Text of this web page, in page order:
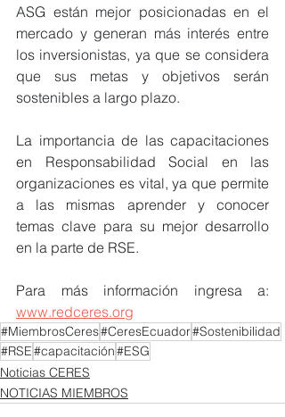
ASG están mejor posicionadas en el
mercado y generan más interés entre
los inversionistas, ya que se considera
que sus metas y objetivos serán
sostenibles a largo plazo.
La importancia de las capacitaciones
en Responsabilidad Social en las
organizaciones es vital, ya que permite
a las mismas aprender y conocer
temas clave para su mejor desarrollo
en la parte de RSE.
www.redceres.org
#MiembrosCeres#CeresEcuador#Sostenibilidad
#RSE#capacitación#ESG
Noticias CERES
NOTICIAS MIEMBROS